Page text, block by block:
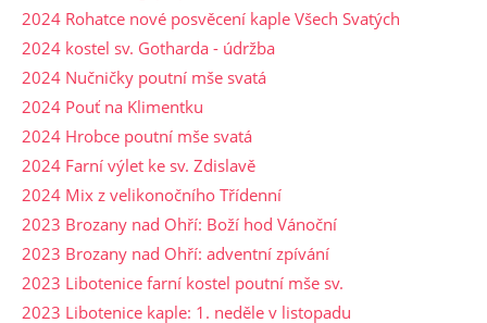
2024 Rohatce nové posvěcení kaple Všech Svatých
2024 kostel sv. Gotharda - údržba
2024 Nučničky poutní mše svatá
2024 Pouť na Klimentku
2024 Hrobce poutní mše svatá
2024 Farní výlet ke sv. Zdislavě
2024 Mix z velikonočního Třídenní
2023 Brozany nad Ohří: Boží hod Vánoční
2023 Brozany nad Ohří: adventní zpívání
2023 Libotenice farní kostel poutní mše sv.
2023 Libotenice kaple: 1. neděle v listopadu